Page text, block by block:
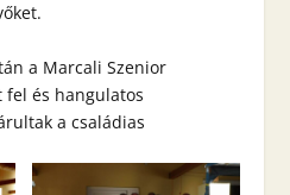
a Marcali Szenior
és hangulatos
a családias